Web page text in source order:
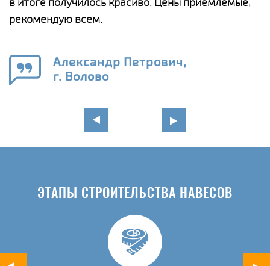
рекомендую всем.
Александр Петрович,
г. Волово
ЭТАПЫ СТРОИТЕЛЬСТВА НАВЕСОВ